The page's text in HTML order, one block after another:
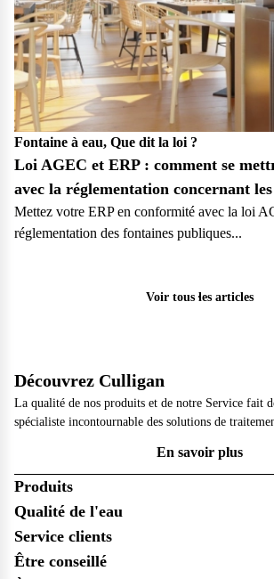
Fontaine à eau, Que dit la loi ?
Loi AGEC et ERP : comment se
avec la réglementation concernant
Mettez votre ERP en conformité avec la loi
réglementation des fontaines publiques...
Voir tous les articles
Découvrez Culligan
La qualité de nos produits et de notre Service fait
spécialiste incontournable des solutions de
En savoir plus
Produits
Qualité de l'eau
Service clients
Être conseillé